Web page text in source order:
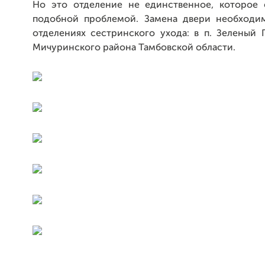
Но это отделение не единственное, которое
подобной проблемой. Замена двери
отделениях сестринского ухода: в п. Зеленый
Мичуринского района Тамбовской области.